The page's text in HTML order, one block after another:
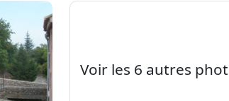
Voir les 6 autres